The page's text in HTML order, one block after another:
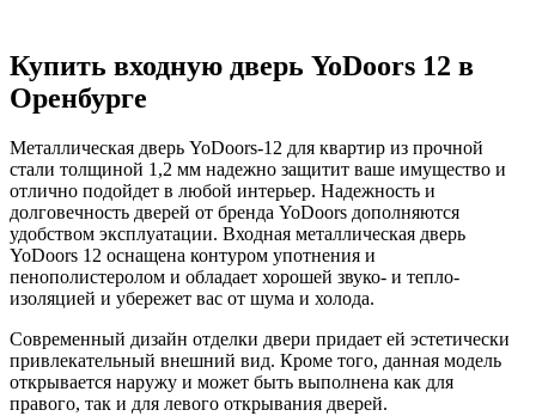
Купить входную дверь YoDoors 12 в
Оренбурге
Металлическая дверь YoDoors-12 для квартир из прочной
стали толщиной 1,2 мм надежно защитит ваше имущество и
отлично подойдет в любой интерьер. Надежность и
долговечность дверей от бренда YoDoors дополняются
удобством эксплуатации. Входная металлическая дверь
YoDoors 12 оснащена контуром употнения и
пенополистеролом и обладает хорошей звуко- и тепло-
изоляцией и убережет вас от шума и холода.
Современный дизайн отделки двери придает ей эстетически
привлекательный внешний вид. Кроме того, данная модель
открывается наружу и может быть выполнена как для
правого, так и для левого открывания дверей.